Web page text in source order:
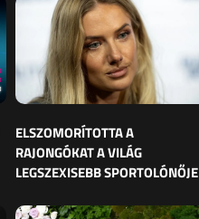
ELSZOMORÍTOTTA A
RAJONGÓKAT A VILÁG
LEGSZEXISEBB SPORTOLÓNŐJE